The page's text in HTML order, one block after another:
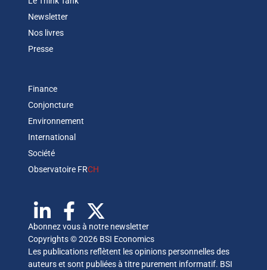
Newsletter
Nos livres
Presse
Finance
Conjoncture
Environnement
International
Société
Observatoire FRCH
Abonnez vous à notre newsletter
Copyrights © 2026 BSI Economics
Les publications reflètent les opinions personnelles des
auteurs et sont publiées à titre purement informatif. BSI